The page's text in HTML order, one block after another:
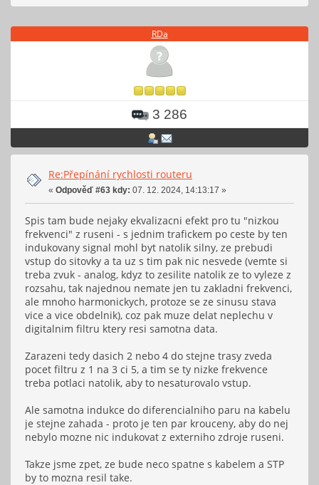
RDa
3 286
Re:Přepínání rychlosti routeru
« Odpověď #63 kdy: 07. 12. 2024, 14:13:17 »
Spis tam bude nejaky ekvalizacni efekt pro tu "nizkou
frekvenci" z ruseni - s jednim trafickem po ceste by ten
indukovany signal mohl byt natolik silny, ze prebudi
vstup do sitovky a ta uz s tim pak nic nesvede (vemte si
treba zvuk - analog, kdyz to zesilite natolik ze to vyleze z
rozsahu, tak najednou nemate jen tu zakladni frekvenci,
ale mnoho harmonickych, protoze se ze sinusu stava
vice a vice obdelnik), coz pak muze delat neplechu v
digitalnim filtru ktery resi samotna data.
Zarazeni tedy dasich 2 nebo 4 do stejne trasy zveda
pocet filtru z 1 na 3 ci 5, a tim se ty nizke frekvence
treba potlaci natolik, aby to nesaturovalo vstup.
Ale samotna indukce do diferencialniho paru na kabelu
je stejne zahada - proto je ten par krouceny, aby do nej
nebylo mozne nic indukovat z externiho zdroje ruseni.
Takze jsme zpet, ze bude neco spatne s kabelem a STP
by to mozna resil take.